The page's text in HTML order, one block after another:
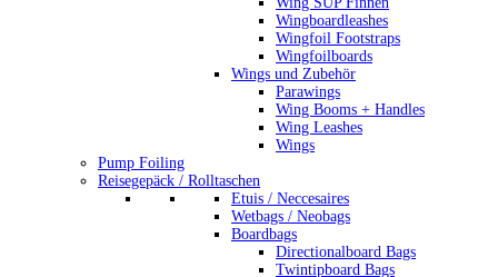
Wingboardleashes
Wingfoil Footstraps
Wingfoilboards
Wings und Zubehör
Parawings
Wing Booms + Handles
Wing Leashes
Wings
Pump Foiling
Reisegepäck / Rolltaschen
Etuis / Neccesaires
Wetbags / Neobags
Boardbags
Directionalboard Bags
Twintipboard Bags